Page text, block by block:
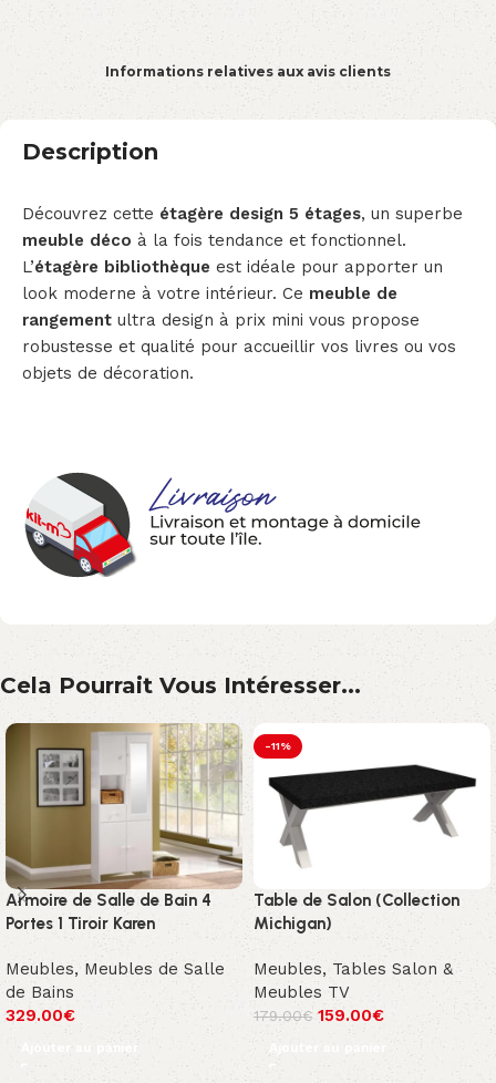
Informations relatives aux avis clients
Description
Découvrez cette étagère design 5 étages, un superbe
meuble déco à la fois tendance et fonctionnel.
L’étagère bibliothèque est idéale pour apporter un
look moderne à votre intérieur. Ce meuble de
rangement ultra design à prix mini vous propose
robustesse et qualité pour accueillir vos livres ou vos
objets de décoration.
Cela Pourrait Vous Intéresser...
Armoire de Salle de Bain 4
Portes 1 Tiroir Karen
Meubles, Meubles de Salle
de Bains
329.00€
Ajouter au panier
-11%
Table de Salon (Collection
Michigan)
Meubles, Tables Salon &
Meubles TV
179.00€ 159.00€
Ajouter au panier